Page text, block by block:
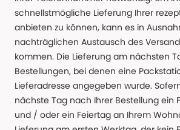
schnellstmögliche Lieferung Ihrer
anbieten zu können, kann es in
nachträglichen Austausch des
kommen. Die Lieferung am nächsten
Bestellungen, bei denen eine
Lieferadresse angegeben wurde.
nächste Tag nach Ihrer Bestellung ein
und / oder ein Feiertag an Ihrem